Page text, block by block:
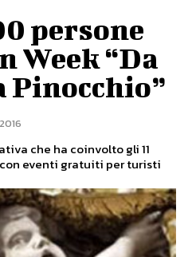
persone
Week “Da
Pinocchio”
che ha coinvolto gli 11
eventi gratuiti per turisti